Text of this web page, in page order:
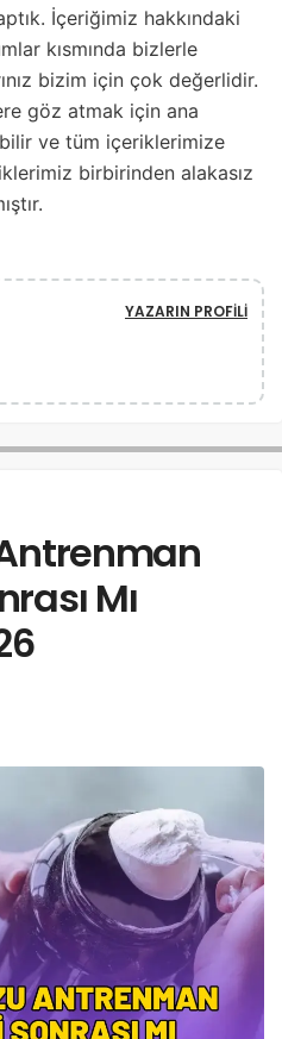
İçeriğimiz hakkındaki
kısmında bizlerle
bizim için çok değerlidir.
göz atmak için ana
ve tüm içeriklerimize
birbirinden alakasız
YAZARIN PROFILI
Mı